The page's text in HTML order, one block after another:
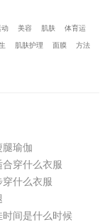
动 美容 肌肤 体育运
肌肤护理 面膜 方法
腿瑜伽
穿什么衣服
什么衣服
间是什么时候